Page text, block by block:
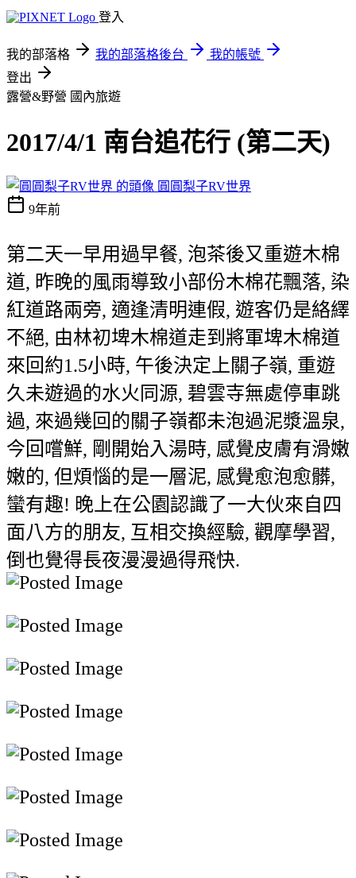
登入
我的部落格 我的部落格後台
我的帳號
登出
露營&野營 國內旅遊
2017/4/1 南台追花行 (第二天)
圓圓梨子RV世界
9年前
第二天一早用過早餐, 泡茶後又重遊木棉
道, 昨晚的風雨導致小部份木棉花飄落, 染
紅道路兩旁, 適逢清明連假, 遊客仍是絡繹
不絕, 由林初埤木棉道走到將軍埤木棉道
來回約1.5小時, 午後決定上關子嶺, 重遊
久未遊過的水火同源, 碧雲寺無處停車跳
過, 來過幾回的關子嶺都未泡過泥漿溫泉,
今回嚐鮮, 剛開始入湯時, 感覺皮膚有滑嫩
嫩的, 但煩惱的是一層泥, 感覺愈泡愈髒,
蠻有趣! 晚上在公園認識了一大伙來自四
面八方的朋友, 互相交換經驗, 觀摩學習,
倒也覺得長夜漫漫過得飛快.